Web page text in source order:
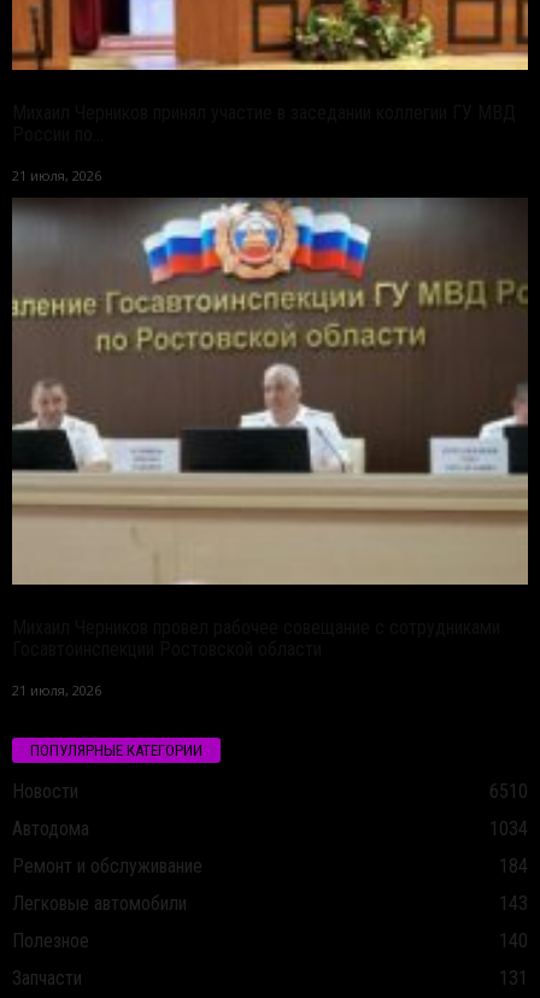
21 июля, 2026
21 июля, 2026
ПОПУЛЯРНЫЕ КАТЕГОРИИ
Новости
6510
Автодома
1034
Ремонт и обслуживание
184
Легковые автомобили
143
Полезное
140
Запчасти
131